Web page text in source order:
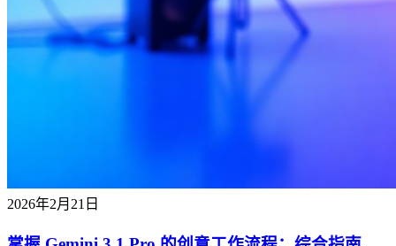
2026年2月21日